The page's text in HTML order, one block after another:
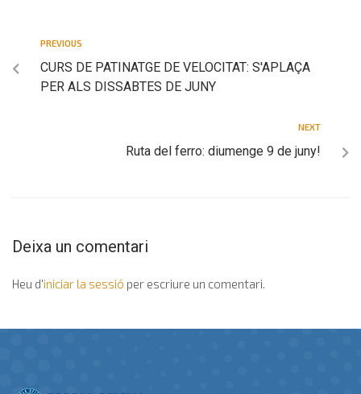
PREVIOUS
CURS DE PATINATGE DE VELOCITAT: S'APLAÇA
PER ALS DISSABTES DE JUNY
NEXT
Ruta del ferro: diumenge 9 de juny!
Deixa un comentari
Heu d'iniciar la sessió per escriure un comentari.